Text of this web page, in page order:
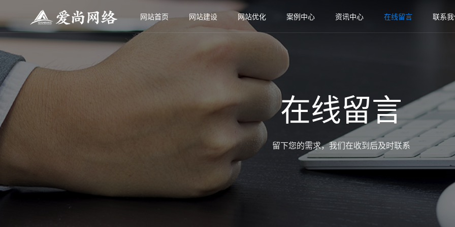
网站首页 网站建设 网站优化 案例中心 资讯中心 在线留言 联系
在线留言
留下您的需求，我们在收到后及时联系